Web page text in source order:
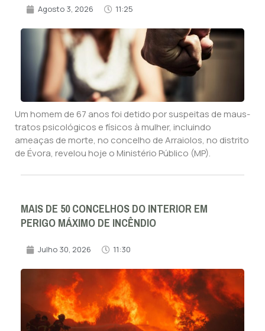
Agosto 3, 2026 11:25
Um homem de 67 anos foi detido por suspeitas de maus-
tratos psicológicos e físicos à mulher, incluindo
ameaças de morte, no concelho de Arraiolos, no distrito
de Évora, revelou hoje o Ministério Público (MP).
MAIS DE 50 CONCELHOS DO INTERIOR EM
PERIGO MÁXIMO DE INCÊNDIO
Julho 30, 2026 11:30